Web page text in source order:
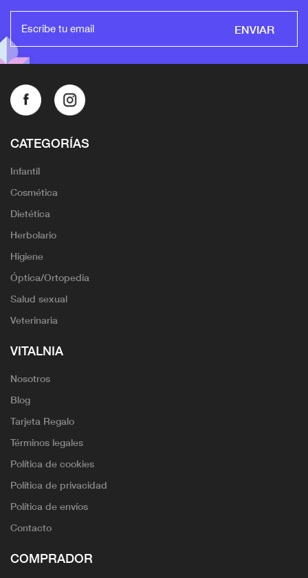
ENVIAR
CATEGORÍAS
Infantil
Cosmética
Dietética
Herbolario
Higiene
Óptica/Ortopedia
Salud sexual
Veterinaria
VITALNIA
Nosotros
Blog
Tarjeta Regalo
Términos legales
Política de cookies
Política de privacidad
Política de envíos
Contacto
COMPRADOR